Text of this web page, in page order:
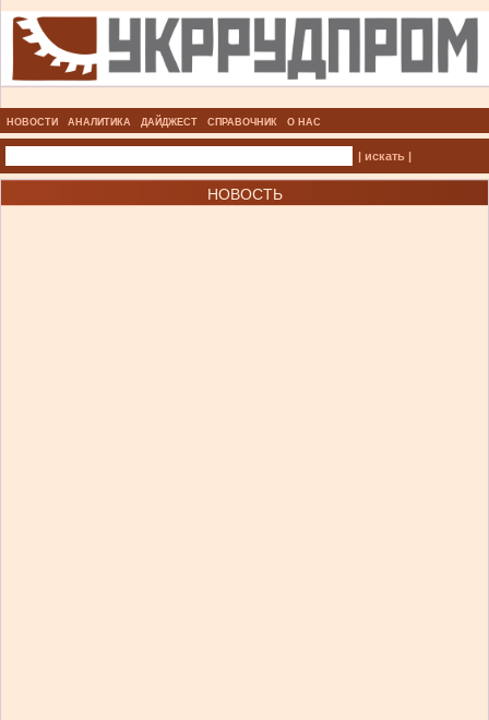
НОВОСТИ АНАЛИТИКА ДАЙДЖЕСТ СПРАВОЧНИК О НАС
| искать |
НОВОСТЬ